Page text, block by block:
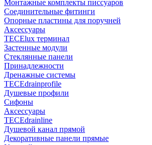
Монтажные комплекты писсуаров
Соединительные фитинги
Опорные пластины для поручней
Аксессуары
TECElux терминал
Застенные модули
Стеклянные панели
Принадлежности
Дренажные системы
TECEdrainprofile
Душевые профили
Сифоны
Аксессуары
TECEdrainline
Душевой канал прямой
Декоративные панели прямые